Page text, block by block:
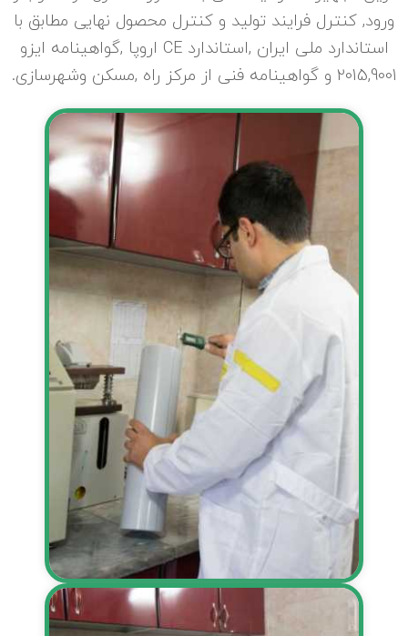
ورود, کنترل فرایند تولید و کنترل محصول نهایی مطابق با
استاندارد ملی ایران ,استاندارد CE اروپا ,گواهینامه ایزو
2015,9001 و گواهینامه فنی از مرکز راه ,مسکن وشهرسازی.